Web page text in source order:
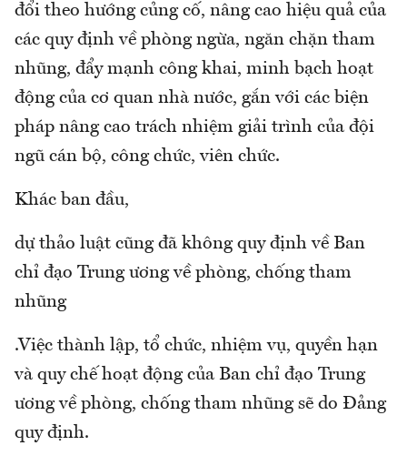
đổi theo hướng củng cố, nâng cao hiệu quả của
các quy định về phòng ngừa, ngăn chặn tham
nhũng, đẩy mạnh công khai, minh bạch hoạt
động của cơ quan nhà nước, gắn với các biện
pháp nâng cao trách nhiệm giải trình của đội
ngũ cán bộ, công chức, viên chức.
Khác ban đầu,
dự thảo luật cũng đã không quy định về Ban
chỉ đạo Trung ương về phòng, chống tham
nhũng
.Việc thành lập, tổ chức, nhiệm vụ, quyền hạn
và quy chế hoạt động của Ban chỉ đạo Trung
ương về phòng, chống tham nhũng sẽ do Đảng
quy định.